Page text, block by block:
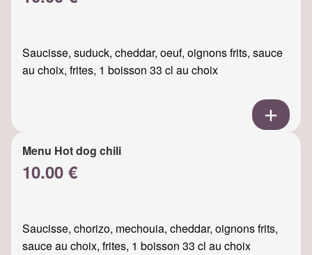
Saucisse, suduck, cheddar, oeuf, oignons frits, sauce
au choix, frites, 1 boisson 33 cl au choix
Menu Hot dog chili
10.00 €
Saucisse, chorizo, mechouia, cheddar, oignons frits,
sauce au choix, frites, 1 boisson 33 cl au choix